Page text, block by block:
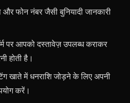
फोन नंबर जैसी बुनियादी जानकारी
पर आपको दस्तावेज़ उपलब्ध कराकर
होती है।
खाते में धनराशि जोड़ने के लिए अपनी
करें।